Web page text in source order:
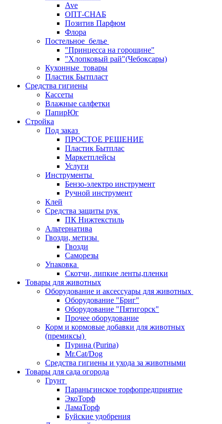
Ave
ОПТ-СНАБ
Позитив Парфюм
Флора
Постельное_белье
"Принцесса на горошине"
"Хлопковый рай"(Чебоксары)
Кухонные_товары
Пластик Бытпласт
Средства гигиены
Кассеты
Влажные салфетки
ПапирЮг
Стройка
Под заказ
ПРОСТОЕ РЕШЕНИЕ
Пластик Бытплас
Маркетплейсы
Услуги
Инструменты
Бензо-электро инструмент
Ручной инструмент
Клей
Средства защиты рук
ПК Нижтекстиль
Альтернатива
Гвозди, метизы
Гвозди
Саморезы
Упаковка
Скотчи, липкие ленты,пленки
Товары для животных
Оборудование и аксессуары для животных
Оборудование "Бриг"
Оборудование "Пятигорск"
Прочее оборудование
Корм и кормовые добавки для животных
(премиксы)
Пурина (Purina)
Mr.Cat/Dog
Средства гигиены и ухода за животными
Товары для сада огорода
Грунт
Параньгинское торфопредприятие
ЭкоТорф
ЛамаТорф
Буйские удобрения